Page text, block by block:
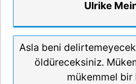
Ulrike
Asla beni
öldüreceksiniz.
mükemmel bir